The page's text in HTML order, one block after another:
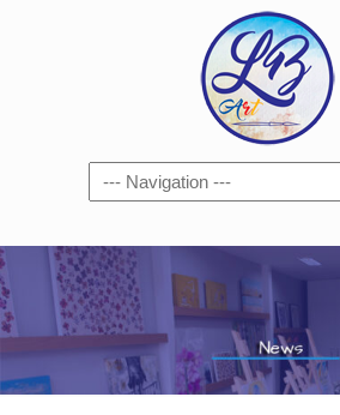
Navigation